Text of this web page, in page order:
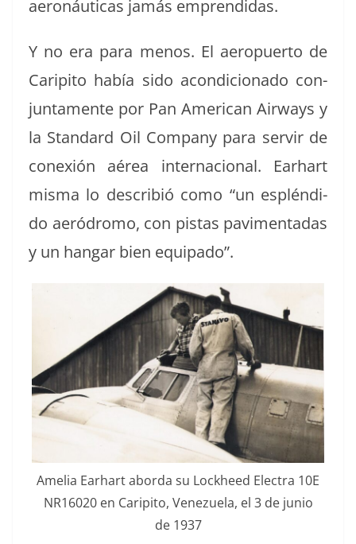
aeronáu­ti­cas jamás emprendidas.
Y no era para menos. El aerop­uer­to de
Carip­i­to había sido acondi­ciona­do con­
jun­ta­mente por Pan Amer­i­can Air­ways y
la Stan­dard Oil Com­pa­ny para servir de
conex­ión aérea inter­na­cional. Earhart
mis­ma lo describió como “un esplén­di­
do aeró­dro­mo, con pis­tas pavi­men­tadas
y un hangar bien equipado”.
Amelia Earhart abor­da su Lock­heed Elec­tra 10E
NR16020 en Carip­i­to, Venezuela, el 3 de junio
de 1937